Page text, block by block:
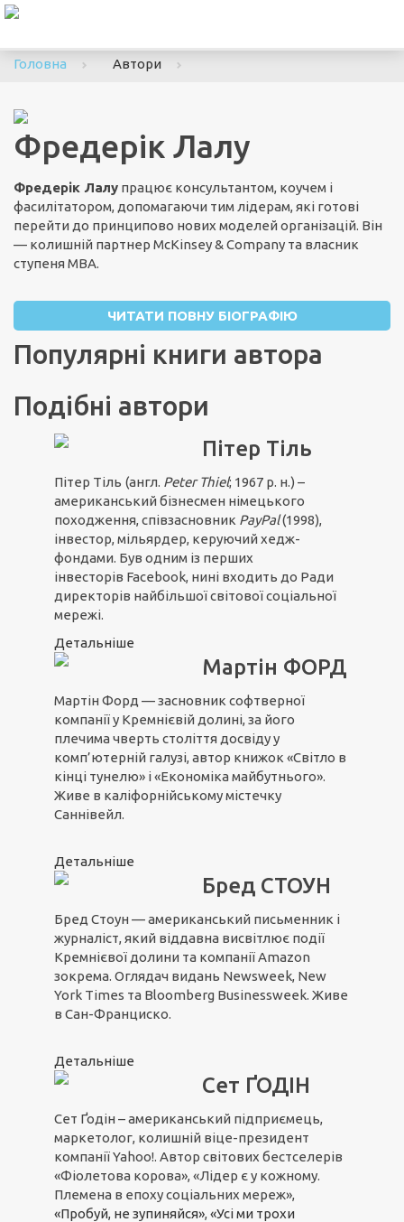
Головна
Автори
Фредерік Лалу
Фредерік Лалу працює консультантом, коучем і
фасилітатором, допомагаючи тим лідерам, які готові
перейти до принципово нових моделей організацій. Він
— колишній партнер McKinsey & Company та власник
ступеня MBA.
ЧИТАТИ ПОВНУ БІОГРАФІЮ
Популярні книги автора
Подібні автори
Пітер Тіль
Пітер Тіль (англ. Peter Thiel; 1967 р. н.) –
американський бізнесмен німецького
походження, співзасновник PayPal(1998),
інвестор, мільярдер, керуючий хедж-
фондами. Був одним із перших
інвесторів Facebook, нині входить до Ради
директорів найбільшої світової соціальної
мережі.
Детальніше
Мартін ФОРД
Мартін Форд — засновник софтверної
компанії у Кремнієвій долині, за його
плечима чверть століття досвіду у
комп’ютерній галузі, автор книжок «Світло в
кінці тунелю» і «Економіка майбутнього».
Живе в каліфорнійському містечку
Саннівейл.
Детальніше
Бред СТОУН
Бред Стоун — американський письменник і
журналіст, який віддавна висвітлює події
Кремнієвої долини та компанії Amazon
зокрема. Оглядач видань Newsweek, New
York Times та Bloomberg Businessweek. Живе
в Сан-Франциско.
Детальніше
Сет ҐОДІН
Сет Ґодін – американський підприємець,
маркетолог, колишній віце-президент
компанії Yahoo!. Автор світових бестселерів
«Фіолетова корова», «Лідер є у кожному.
Племена в епоху соціальних мереж»,
«Пробуй, не зупиняйся», «Усі ми трохи